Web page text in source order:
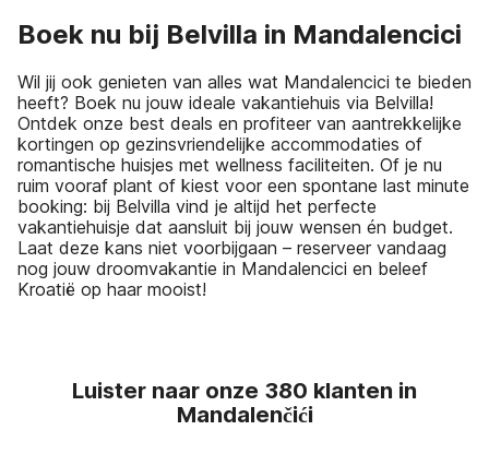
Boek nu bij Belvilla in Mandalencici
Wil jij ook genieten van alles wat Mandalencici te bieden
heeft? Boek nu jouw ideale vakantiehuis via Belvilla!
Ontdek onze best deals en profiteer van aantrekkelijke
kortingen op gezinsvriendelijke accommodaties of
romantische huisjes met wellness faciliteiten. Of je nu
ruim vooraf plant of kiest voor een spontane last minute
booking: bij Belvilla vind je altijd het perfecte
vakantiehuisje dat aansluit bij jouw wensen én budget.
Laat deze kans niet voorbijgaan – reserveer vandaag
nog jouw droomvakantie in Mandalencici en beleef
Kroatië op haar mooist!
Luister naar onze 380 klanten in
Mandalenčići